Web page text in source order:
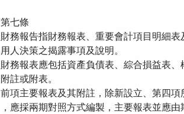
第七條
財務報告指財務報表、重要會計項目明細
用人決策之揭露事項及說明。
財務報表應包括資產負債表、綜合損益表
附註或附表。
前項主要報表及其附註，除新設立、第四
，應採兩期對照方式編製，主要報表並應